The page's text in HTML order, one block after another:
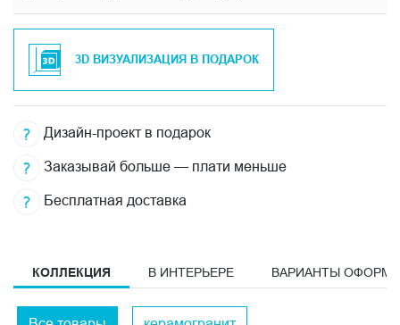
3D ВИЗУАЛИЗАЦИЯ В ПОДАРОК
Дизайн-проект в подарок
Заказывай больше — плати меньше
Бесплатная доставка
КОЛЛЕКЦИЯ В ИНТЕРЬЕРЕ ВАРИАНТЫ